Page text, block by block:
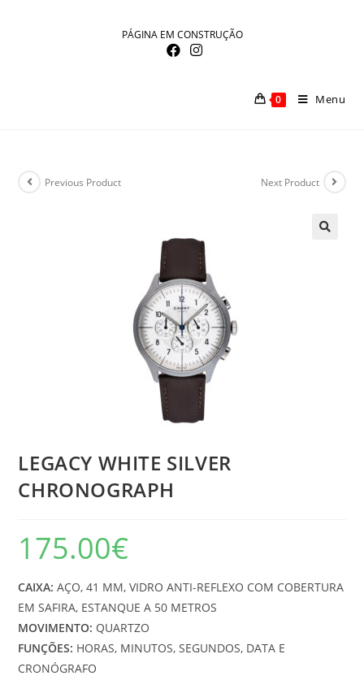
PÁGINA EM CONSTRUÇÃO
0 Menu
Previous Product Next Product
LEGACY WHITE SILVER
CHRONOGRAPH
175.00€
CAIXA: AÇO, 41 MM, VIDRO ANTI-REFLEXO COM COBERTURA
EM SAFIRA, ESTANQUE A 50 METROS
MOVIMENTO: QUARTZO
FUNÇÕES: HORAS, MINUTOS, SEGUNDOS, DATA E
CRONÓGRAFO